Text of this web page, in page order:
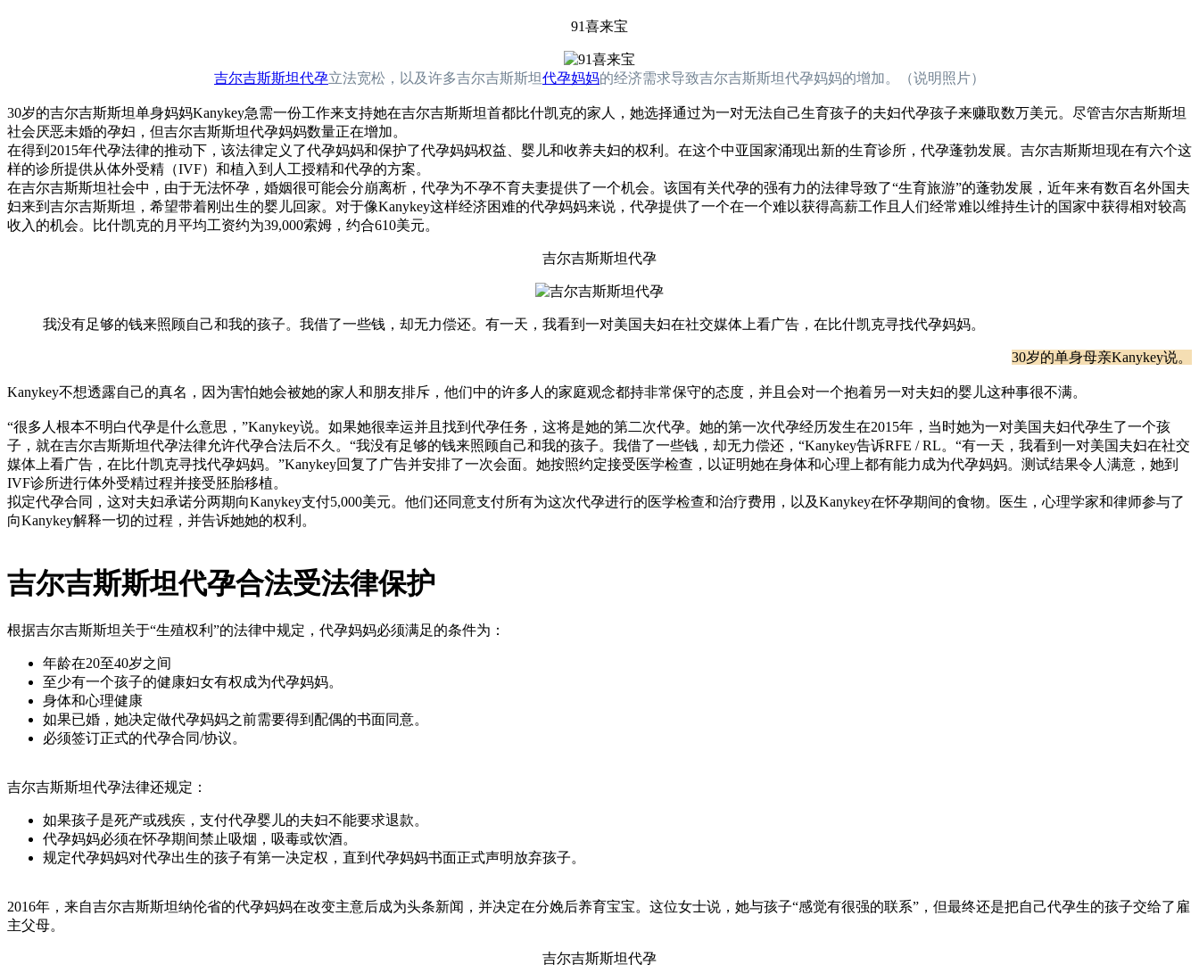
91喜来宝
吉尔吉斯斯坦代孕立法宽松，以及许多吉尔吉斯斯坦代孕妈妈的经济需求导致吉尔吉斯斯坦代孕妈妈的增加。（说明照片）
30岁的吉尔吉斯斯坦单身妈妈Kanykey急需一份工作来支持她在吉尔吉斯斯坦首都比什凯克的家人，她选择通过为一对无法自己生育孩子的夫妇代孕孩子来赚取数万美元。尽管吉尔吉斯斯坦
社会厌恶未婚的孕妇，但吉尔吉斯斯坦代孕妈妈数量正在增加。
在得到2015年代孕法律的推动下，该法律定义了代孕妈妈和保护了代孕妈妈权益、婴儿和收养夫妇的权利。在这个中亚国家涌现出新的生育诊所，代孕蓬勃发展。吉尔吉斯斯坦现在有六个这
样的诊所提供从体外受精（IVF）和植入到人工授精和代孕的方案。
在吉尔吉斯斯坦社会中，由于无法怀孕，婚姻很可能会分崩离析，代孕为不孕不育夫妻提供了一个机会。该国有关代孕的强有力的法律导致了“生育旅游”的蓬勃发展，近年来有数百名外国夫
妇来到吉尔吉斯斯坦，希望带着刚出生的婴儿回家。对于像Kanykey这样经济困难的代孕妈妈来说，代孕提供了一个在一个难以获得高薪工作且人们经常难以维持生计的国家中获得相对较高
收入的机会。比什凯克的月平均工资约为39,000索姆，约合610美元。
吉尔吉斯斯坦代孕
我没有足够的钱来照顾自己和我的孩子。我借了一些钱，却无力偿还。有一天，我看到一对美国夫妇在社交媒体上看广告，在比什凯克寻找代孕妈妈。
30岁的单身母亲Kanykey说。
Kanykey不想透露自己的真名，因为害怕她会被她的家人和朋友排斥，他们中的许多人的家庭观念都持非常保守的态度，并且会对一个抱着另一对夫妇的婴儿这种事很不满。
“很多人根本不明白代孕是什么意思，”Kanykey说。如果她很幸运并且找到代孕任务，这将是她的第二次代孕。她的第一次代孕经历发生在2015年，当时她为一对美国夫妇代孕生了一个孩
子，就在吉尔吉斯斯坦代孕法律允许代孕合法后不久。“我没有足够的钱来照顾自己和我的孩子。我借了一些钱，却无力偿还，“Kanykey告诉RFE / RL。“有一天，我看到一对美国夫妇在社交
媒体上看广告，在比什凯克寻找代孕妈妈。”Kanykey回复了广告并安排了一次会面。她按照约定接受医学检查，以证明她在身体和心理上都有能力成为代孕妈妈。测试结果令人满意，她到
IVF诊所进行体外受精过程并接受胚胎移植。
拟定代孕合同，这对夫妇承诺分两期向Kanykey支付5,000美元。他们还同意支付所有为这次代孕进行的医学检查和治疗费用，以及Kanykey在怀孕期间的食物。医生，心理学家和律师参与了
向Kanykey解释一切的过程，并告诉她她的权利。
吉尔吉斯斯坦代孕合法受法律保护
根据吉尔吉斯斯坦关于“生殖权利”的法律中规定，代孕妈妈必须满足的条件为：
年龄在20至40岁之间
至少有一个孩子的健康妇女有权成为代孕妈妈。
身体和心理健康
如果已婚，她决定做代孕妈妈之前需要得到配偶的书面同意。
必须签订正式的代孕合同/协议。
吉尔吉斯斯坦代孕法律还规定：
如果孩子是死产或残疾，支付代孕婴儿的夫妇不能要求退款。
代孕妈妈必须在怀孕期间禁止吸烟，吸毒或饮酒。
规定代孕妈妈对代孕出生的孩子有第一决定权，直到代孕妈妈书面正式声明放弃孩子。
2016年，来自吉尔吉斯斯坦纳伦省的代孕妈妈在改变主意后成为头条新闻，并决定在分娩后养育宝宝。这位女士说，她与孩子“感觉有很强的联系”，但最终还是把自己代孕生的孩子交给了雇
主父母。
吉尔吉斯斯坦代孕